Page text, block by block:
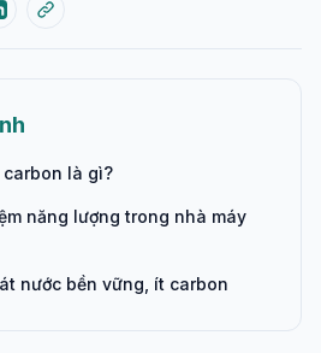
là gì?
năng lượng trong nhà máy
nước bền vững, ít carbon